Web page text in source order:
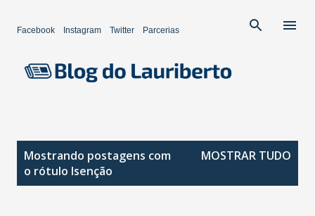
Facebook Instagram Twitter Parcerias
Mostrando postagens com
o rótulo Isenção
MOSTRAR TUDO